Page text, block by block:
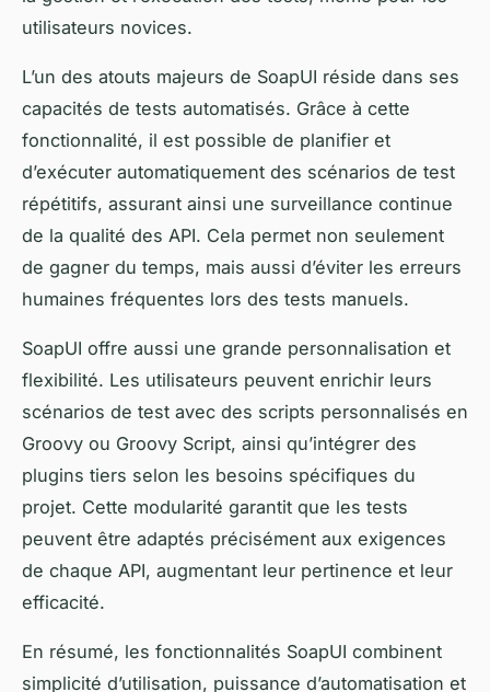
utilisateurs novices.
L’un des atouts majeurs de SoapUI réside dans ses
capacités de tests automatisés. Grâce à cette
fonctionnalité, il est possible de planifier et
d’exécuter automatiquement des scénarios de test
répétitifs, assurant ainsi une surveillance continue
de la qualité des API. Cela permet non seulement
de gagner du temps, mais aussi d’éviter les erreurs
humaines fréquentes lors des tests manuels.
SoapUI offre aussi une grande personnalisation et
flexibilité. Les utilisateurs peuvent enrichir leurs
scénarios de test avec des scripts personnalisés en
Groovy ou Groovy Script, ainsi qu’intégrer des
plugins tiers selon les besoins spécifiques du
projet. Cette modularité garantit que les tests
peuvent être adaptés précisément aux exigences
de chaque API, augmentant leur pertinence et leur
efficacité.
En résumé, les fonctionnalités SoapUI combinent
simplicité d’utilisation, puissance d’automatisation et